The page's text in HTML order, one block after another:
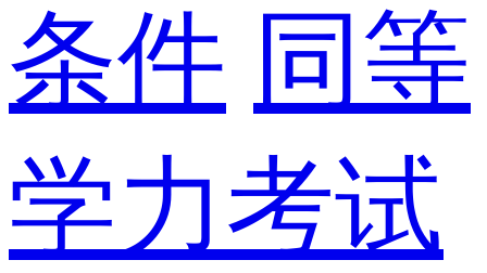
条件 同等
学力考试